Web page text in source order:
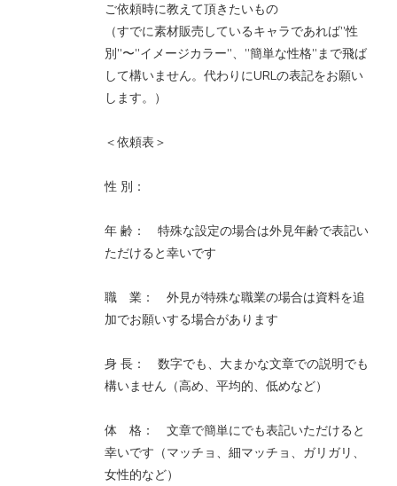
ご依頼時に教えて頂きたいもの
（すでに素材販売しているキャラであれば”性
別”〜”イメージカラー”、”簡単な性格”まで飛ば
して構いません。代わりにURLの表記をお願い
します。）
＜依頼表＞
性 別：
年 齢： 特殊な設定の場合は外見年齢で表記い
ただけると幸いです
職 業： 外見が特殊な職業の場合は資料を追
加でお願いする場合があります
身 長： 数字でも、大まかな文章での説明でも
構いません（高め、平均的、低めなど）
体 格： 文章で簡単にでも表記いただけると
幸いです（マッチョ、細マッチョ、ガリガリ、
女性的など）